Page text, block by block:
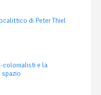
di Peter Thiel
colonialisti e la